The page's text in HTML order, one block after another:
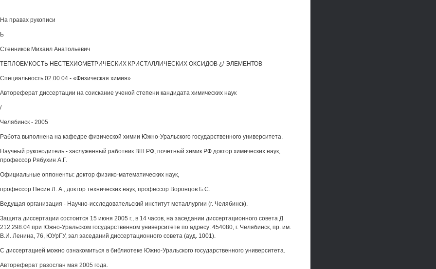
На правах рукописи
Ь
Стенников Михаил Анатольевич
ТЕПЛОЕМКОСТЬ НЕСТЕХИОМЕТРИЧЕСКИХ КРИСТАЛЛИЧЕСКИХ ОКСИДОВ ¿/-ЭЛЕМЕНТОВ
Специальность 02.00.04 - «Физическая химия»
Автореферат диссертации на соискание ученой степени кандидата химических наук
/
Челябинск - 2005
Работа выполнена на кафедре физической химии Южно-Уральского государственного университета.
Научный руководитель - заслуженный работник ВШ РФ, почетный химик РФ доктор химических наук,
профессор Рябухин А.Г.
Официальные оппоненты: доктор физико-математических наук,
профессор Песин Л. А., доктор технических наук, профессор Воронцов Б.С.
Ведущая организация - Научно-исследовательский институт металлургии (г. Челябинск).
Защита диссертации состоится 15 июня 2005 г., в 14 часов, на заседании диссертационного совета Д
212.298.04 при Южно-Уральском государственном университете по адресу: 454080, г. Челябинск, пр. им.
В.И. Ленина, 76, ЮУрГУ, зал заседаний диссертационного совета (ауд. 1001).
С диссертацией можно ознакомиться в библиотеке Южно-Уральского государственного университета.
Автореферат разослан мая 2005 года.